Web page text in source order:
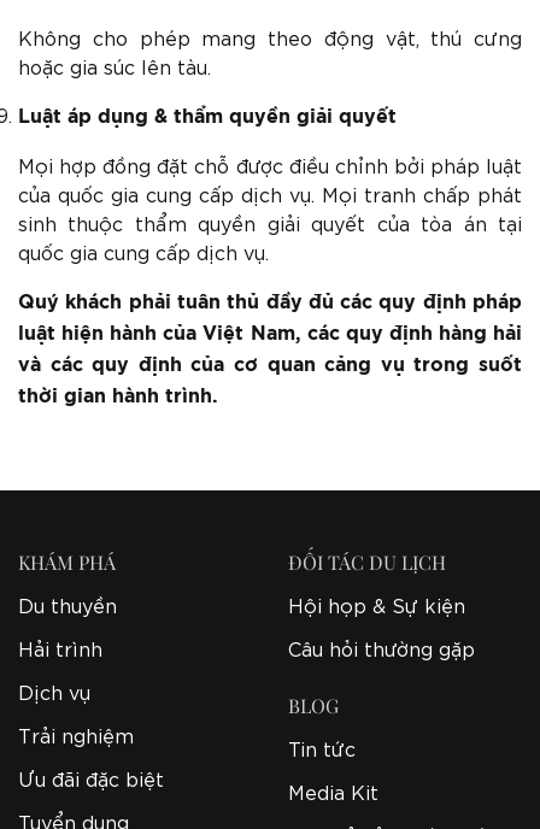
Không cho phép mang theo động vật, thú cưng
hoặc gia súc lên tàu.
Luật áp dụng & thẩm quyền giải quyết
Mọi hợp đồng đặt chỗ được điều chỉnh bởi pháp luật
của quốc gia cung cấp dịch vụ. Mọi tranh chấp phát
sinh thuộc thẩm quyền giải quyết của tòa án tại
quốc gia cung cấp dịch vụ.
Quý khách phải tuân thủ đầy đủ các quy định pháp
luật hiện hành của Việt Nam, các quy định hàng hải
và các quy định của cơ quan cảng vụ trong suốt
thời gian hành trình.
KHÁM PHÁ
Du thuyền
Hải trình
Dịch vụ
Trải nghiệm
Ưu đãi đặc biệt
Tuyển dụng
ĐỐI TÁC DU LỊCH
Hội họp & Sự kiện
Câu hỏi thường gặp
BLOG
Tin tức
Media Kit